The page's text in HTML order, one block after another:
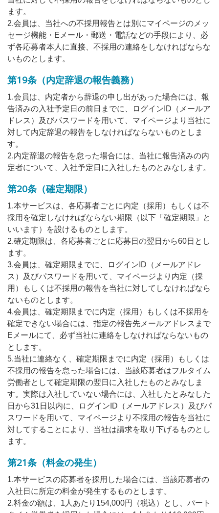
ます。
2.会員は、当社への不採用報告とは別にマイページのメッ
セージ機能・Eメール・郵送・電話などの手段により、必
ず各応募者本人に直接、不採用の連絡をしなければならな
いものとします。
第19条（内定辞退の報告義務）
1.会員は、内定者から辞退の申し出があった場合には、報
告済みの入社予定日の前日までに、ログインID（メールア
ドレス）及びパスワードを用いて、マイページより当社に
対して内定辞退の報告をしなければならないものとしま
す。
2.内定辞退の報告を怠った場合には、当社に報告済みの内
定者について、入社予定日に入社したものとみなします。
第20条（確定期限）
1.本サービスは、各応募者ごとに内定（採用）もしくは不
採用を確定しなければならない期限（以下「確定期限」と
いいます）を設けるものとします。
2.確定期限は、各応募者ごとに応募日の翌日から60日とし
ます。
3.会員は、確定期限までに、ログインID（メールアドレ
ス）及びパスワードを用いて、マイページより内定（採
用）もしくは不採用の報告を当社に対してしなければなら
ないものとします。
4.会員は、確定期限までに内定（採用）もしくは不採用を
確定できない場合には、指定の報告先メールアドレスまで
Eメールにて、必ず当社に連絡をしなければならないもの
とします。
5.当社に連絡なく、確定期限までに内定（採用）もしくは
不採用の報告を怠った場合には、当該応募者はフルタイム
労働者として確定期限の翌日に入社したものとみなしま
す。実際は入社していない場合には、入社したとみなした
日から31日以内に、ログインID（メールアドレス）及びパ
スワードを用いて、マイページより不採用の報告を当社に
対してすることにより、当社は請求を取り下げるものとし
ます。
第21条（料金の発生）
1.本サービスの応募者を採用した場合には、当該応募者の
入社日に所定の料金が発生するものとします。
2.料金の額は、1人あたり154,000円（税込）とし、パート